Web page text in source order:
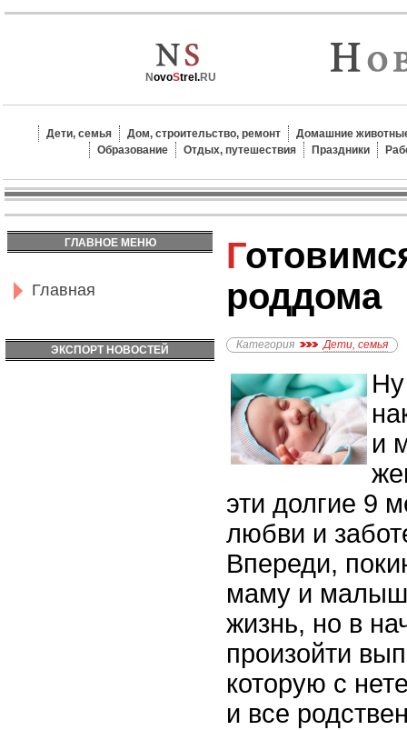
NovoStrel.RU
Дети, семья Дом, строительство, ремонт
Домашние
Образование
Отдых, путешествия Праздники
ГЛАВНОЕ МЕНЮ
Главная
ЭКСПОРТ НОВОСТЕЙ
Готовимся к выписке из
роддома
Категория Дети, семья
и
эти долгие 9
любви и
Впереди,
маму и
жизнь, но в
произойти
которую с
и все